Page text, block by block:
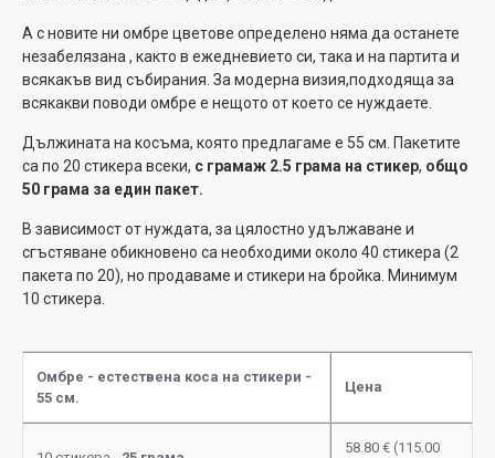
А с новите ни омбре цветове определено няма да останете
незабелязана , както в ежедневието си, така и на партита и
всякакъв вид събирания. За модерна визия,подходяща за
всякакви поводи омбре е нещото от което се нуждаете.
Дължината на косъма, която предлагаме е 55 см. Пакетите
са по 20 стикера всеки, с грамаж 2.5 грама на стикер, общо
50 грама за един пакет.
В зависимост от нуждата, за цялостно удължаване и
сгъстяване обикновено са необходими около 40 стикера (2
пакета по 20), но продаваме и стикери на бройка. Минимум
10 стикера.
Омбре - естествена коса на стикери -
55 см.
Цена
58.80 € (115.00